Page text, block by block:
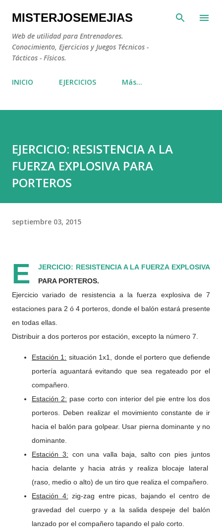
Ir al contenido principal
MISTERJOSEMEJIAS
Web de utilidad para Entrenadores.
Conocimiento, Ejercicios y Juegos Técnicos -
Tácticos - Físicos.
INICIO EJERCICIOS Más…
EJERCICIO: RESISTENCIA A LA
FUERZA EXPLOSIVA PARA
PORTEROS
septiembre 03, 2015
E
JERCICIO: RESISTENCIA A LA FUERZA EXPLOSIVA
PARA PORTEROS.
Ejercicio variado de resistencia a la fuerza explosiva de 7
estaciones para 2 ó 4 porteros, donde el balón estará presente
en todas ellas.
Distribuir a dos porteros por estación, excepto la número 7.
Estación 1: situación 1x1, donde el portero que defiende
portería aguantará evitando que sea regateado por el
compañero.
Estación 2: pase corto con interior del pie entre los dos
porteros. Deben realizar el movimiento constante de ir
hacia el balón para golpear. Usar pierna dominante y no
dominante.
Estación 3: con una valla baja, salto con pies juntos
hacia delante y hacia atrás y realiza blocaje lateral
(raso, medio o alto) de un tiro que realiza el compañero.
Estación 4: zig-zag entre picas, bajando el centro de
gravedad del cuerpo y a la salida despeje del balón
lanzado por el compañero tapando el palo corto.